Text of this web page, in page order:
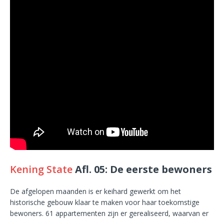
Kening StateAfl. 05: De eerste bewoners
De afgelopen maanden is er keihard gewerkt om het
historische gebouw klaar te maken voor haar toekomstige
bewoners. 61 appartementen zijn er gerealiseerd, waarvan er